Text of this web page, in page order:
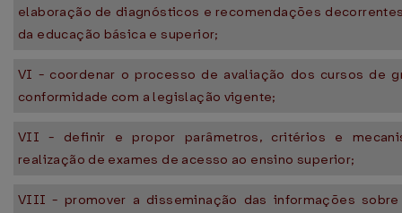
elaboração de diagnósticos e recomendações
da educação básica e superior;
VI - coordenar o processo de avaliação dos cursos de
conformidade com a legislação vigente;
VII - definir e propor parâmetros, critérios e
realização de exames de acesso ao ensino superior;
VIII - promover a disseminação das informações sobre